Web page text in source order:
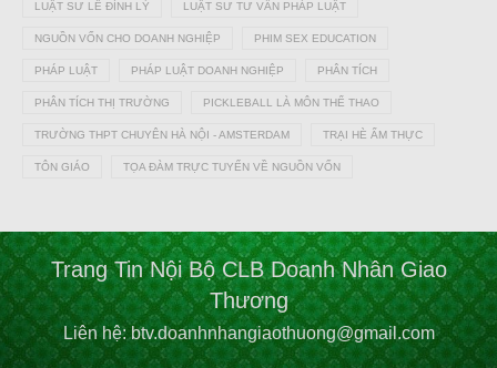
LUẬT SƯ LÊ ĐÌNH LÝ LUẬT SƯ TƯ VẤN PHÁP LUẬT
NGUỒN VỐN CHO DOANH NGHIỆP PHIM SEX EDUCATION
PHÁP LUẬT PHÁP LUẬT DOANH NGHIỆP PHÂN TÍCH
PHÂN TÍCH THỊ TRƯỜNG PICKLEBALL LÀ MÔN THỂ THAO
TRƯỜNG THPT CHUYÊN HÀ NỘI - AMSTERDAM TRẠI HÈ ẨM THỰC
TÔN GIÁO TỌA ĐÀM TRỰC TUYẾN VỀ NGUỒN VỐN
Trang Tin Nội Bộ CLB Doanh Nhân Giao
Thương
Liên hệ: btv.doanhnhangiaothuong@gmail.com